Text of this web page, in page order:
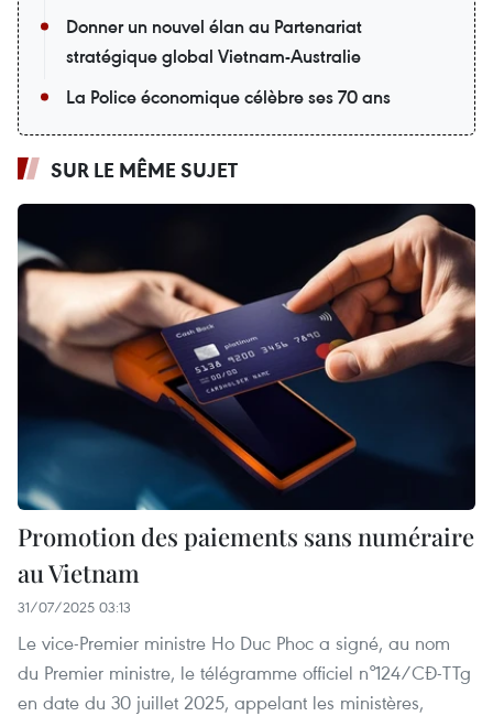
Donner un nouvel élan au Partenariat
stratégique global Vietnam-Australie
La Police économique célèbre ses 70 ans
SUR LE MÊME SUJET
Promotion des paiements sans numéraire
au Vietnam
31/07/2025 03:13
Le vice-Premier ministre Ho Duc Phoc a signé, au nom
du Premier ministre, le télégramme officiel n°124/CĐ-TTg
en date du 30 juillet 2025, appelant les ministères,